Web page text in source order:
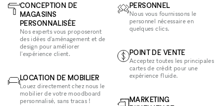
CONCEPTION DE
MAGASINS
PERSONNALISÉE
Nos experts vous proposeront
des idées d'aménagement et de
design pour améliorer
l'expérience client.
LOCATION DE MOBILIER
Louez directement chez nous le
mobilier de votre moodboard
personnalisé, sans tracas !
PERSONNEL
Nous vous fournissons le
personnel nécessaire en
quelques clics.
POINT DE VENTE
Acceptez toutes les principales
cartes de crédit pour une
expérience fluide.
MARKETING